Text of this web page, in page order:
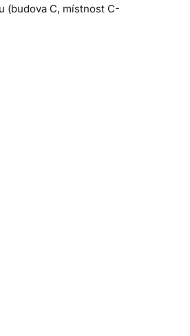
(budova C, místnost C-